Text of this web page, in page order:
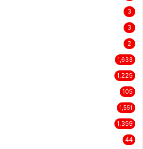
3
3
2
1,633
1,225
105
1,551
1,359
44